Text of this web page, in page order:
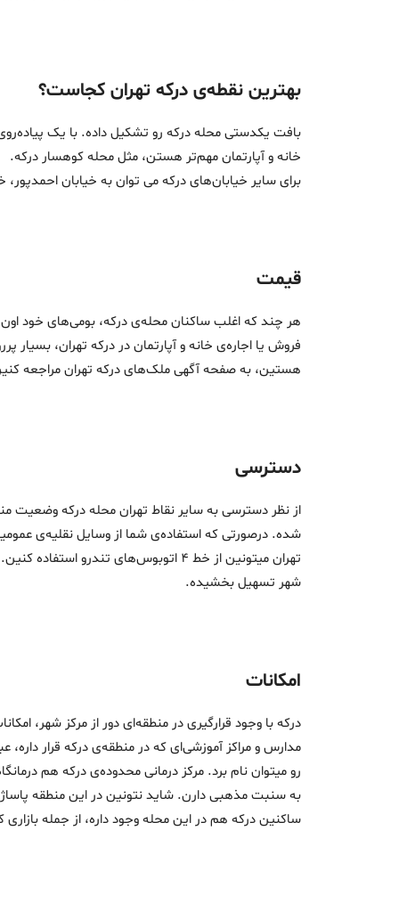
بهترین نقطه‌ی درکه تهران کجاست؟
بافت یکدستی محله درکه رو تشکیل داده. با یک
خانه و آپارتمان مهم‌تر هستن، مثل محله کوهسار درکه.
برای سایر خیابان‌های درکه می توان به خیابان
قیمت
هر چند که اغلب ساکنان محله‌ی درکه، بومی‌های خود اون
فروش یا اجاره‌ی خانه و آپارتمان در درکه تهران، بسیار
هستین، به صفحه آگهی‌ ملک‌های درکه تهران مراجعه کنین و خریدی
دسترسی
از نظر دسترسی به سایر نقاط تهران محله درکه وضعیت
شده. درصورتی که استفاده‌ی شما از وسایل نقلیه‌ی
تهران میتونین از خط 4 اتوبوس‌های
شهر تسهیل بخشیده.
امکانات
درکه با وجود قرارگیری در منطقه‌ای دور از مرکز شهر،
مدارس و مراکز آموزشی‌ای که در منطقه‌ی درکه قرار
رو میتوان نام برد. مرکز درمانی محدوده‌ی درکه هم
به سنبت مذهبی دارن. شاید نتونین در این منطقه پاساژ
ساکنین درکه هم در این محله وجود داره، از جمله